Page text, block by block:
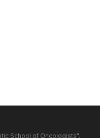
School of Oncologists".